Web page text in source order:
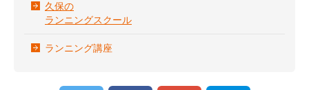
久保の
ランニングスクール
ランニング講座